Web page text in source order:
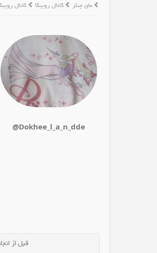
مای چنلز کانال روبیکا کانال
@Dokhee_l_a_n_dde
قبل از
کانال روبیکا اشیان البرز ۱۳۶۰ واحدی